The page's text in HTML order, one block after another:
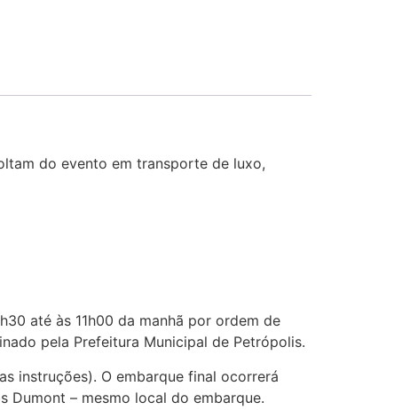
do evento em transporte de luxo,
até às 11h00 da manhã por ordem de
pela Prefeitura Municipal de Petrópolis.
instruções). O embarque final ocorrerá
Dumont – mesmo local do embarque.